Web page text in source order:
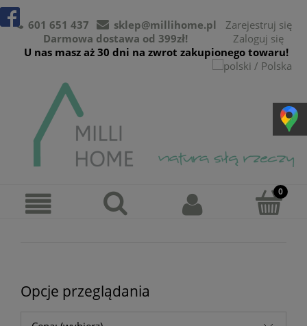
601 651 437
sklep@millihome.pl
Darmowa dostawa od 399zł!
U nas masz aż 30 dni na zwrot zakupionego towaru!
Zarejestruj się
Zaloguj się
Opcje przeglądania